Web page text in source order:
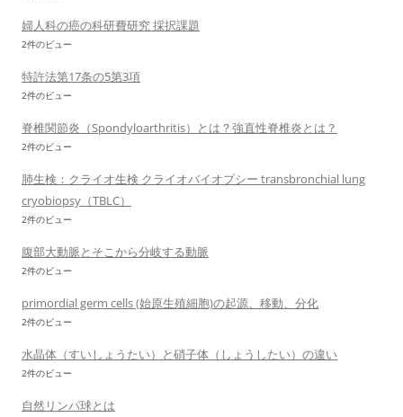
婦人科の癌の科研費研究 採択課題
2件のビュー
特許法第17条の5第3項
2件のビュー
脊椎関節炎（Spondyloarthritis）とは？強直性脊椎炎とは？
2件のビュー
肺生検：クライオ生検 クライオバイオプシー transbronchial lung
cryobiopsy（TBLC）
2件のビュー
腹部大動脈とそこから分岐する動脈
2件のビュー
primordial germ cells (始原生殖細胞)の起源、移動、分化
2件のビュー
水晶体（すいしょうたい）と硝子体（しょうしたい）の違い
2件のビュー
自然リンパ球とは